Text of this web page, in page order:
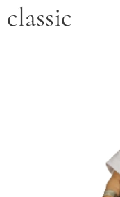
classic